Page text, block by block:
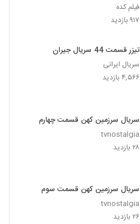
فیلم کده
۹۱۷ بازدید
تیزر قسمت 44 سریال جیران
سریال ایرانی
۴,۵۶۶ بازدید
سریال سرزمین کهن قسمت چهارم
tvnostalgia
۲۸ بازدید
سریال سرزمین کهن قسمت سوم
tvnostalgia
۲۶ بازدید